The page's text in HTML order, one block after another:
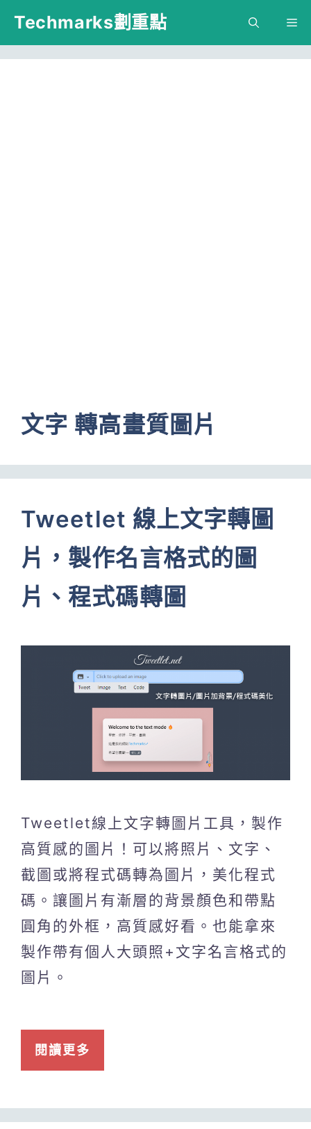
跳
主
Techmarks劃重點
文字 轉高畫質圖片
Tweetlet 線上文字轉圖
片，製作名言格式的圖
片、程式碼轉圖
Tweetlet線上文字轉圖片工具，製作
高質感的圖片！可以將照片、文字、
截圖或將程式碼轉為圖片，美化程式
碼。讓圖片有漸層的背景顏色和帶點
圓角的外框，高質感好看。也能拿來
製作帶有個人大頭照+文字名言格式的
圖片。
閱讀更多